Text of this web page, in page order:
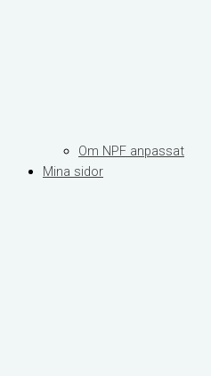
Om NPF anpassat
Mina sidor